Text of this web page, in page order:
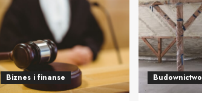
Biznes i finanse Budownictwo